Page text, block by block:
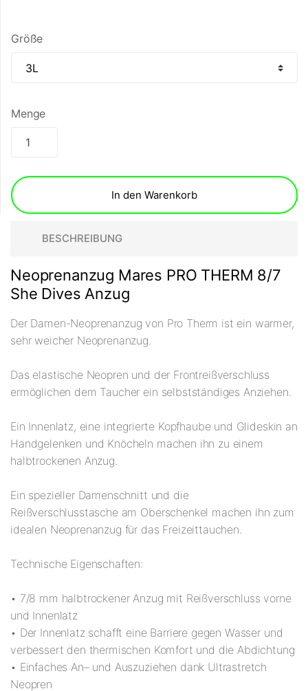
Größe
Menge
In den Warenkorb
BESCHREIBUNG
Neoprenanzug Mares PRO THERM 8/7
She Dives Anzug
Der Damen-Neoprenanzug von Pro Therm ist ein warmer,
sehr weicher Neoprenanzug.
Das elastische Neopren und der Frontreißverschluss
ermöglichen dem Taucher ein selbstständiges Anziehen.
Ein Innenlatz, eine integrierte Kopfhaube und Glideskin an
Handgelenken und Knöcheln machen ihn zu einem
halbtrockenen Anzug.
Ein spezieller Damenschnitt und die
Reißverschlusstasche am Oberschenkel machen ihn zum
idealen Neoprenanzug für das Freizeittauchen.
Technische Eigenschaften:
• 7/8 mm halbtrockener Anzug mit Reißverschluss vorne
und Innenlatz
• Der Innenlatz schafft eine Barriere gegen Wasser und
verbessert den thermischen Komfort und die Abdichtung
• Einfaches An– und Auszuziehen dank Ultrastretch
Neopren